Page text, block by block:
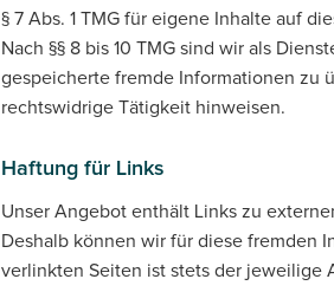
§ 7 Abs. 1 TMG für eigene Inhalte auf
Nach §§ 8 bis 10 TMG sind wir als
gespeicherte fremde Informationen zu
rechtswidrige Tätigkeit hinweisen.
Haftung für Links
Unser Angebot enthält Links zu
Deshalb können wir für diese fremden
verlinkten Seiten ist stets der jeweilige